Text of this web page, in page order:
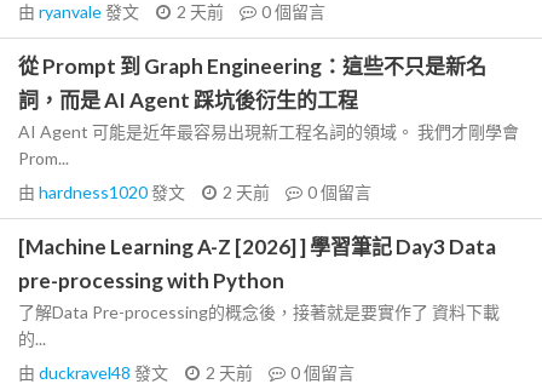
由 ryanvale發文 2 天前 0個留言
從 Prompt 到 Graph Engineering：這些不只是新名
詞，而是 AI Agent 踩坑後衍生的工程
AI Agent 可能是近年最容易出現新工程名詞的領域。 我們才剛學會
Prom...
由 hardness1020發文 2 天前 0個留言
[Machine Learning A-Z [2026] ] 學習筆記 Day3 Data
pre-processing with Python
了解Data Pre-processing的概念後，接著就是要實作了 資料下載
的...
由 duckravel48 發文 2 天前 0個留言